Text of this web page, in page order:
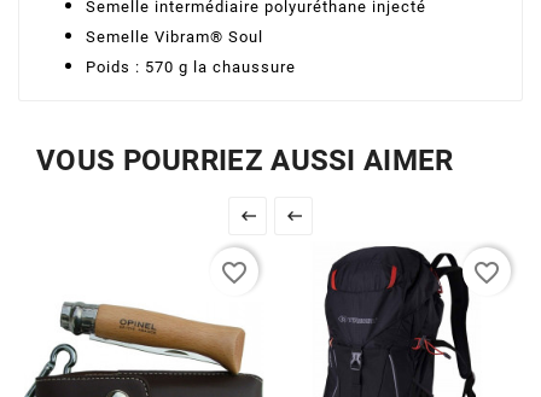
Semelle intermédiaire polyuréthane injecté
Semelle Vibram® Soul
Poids : 570 g la chaussure
VOUS POURRIEZ AUSSI AIMER
 
favorite_border favorite_border